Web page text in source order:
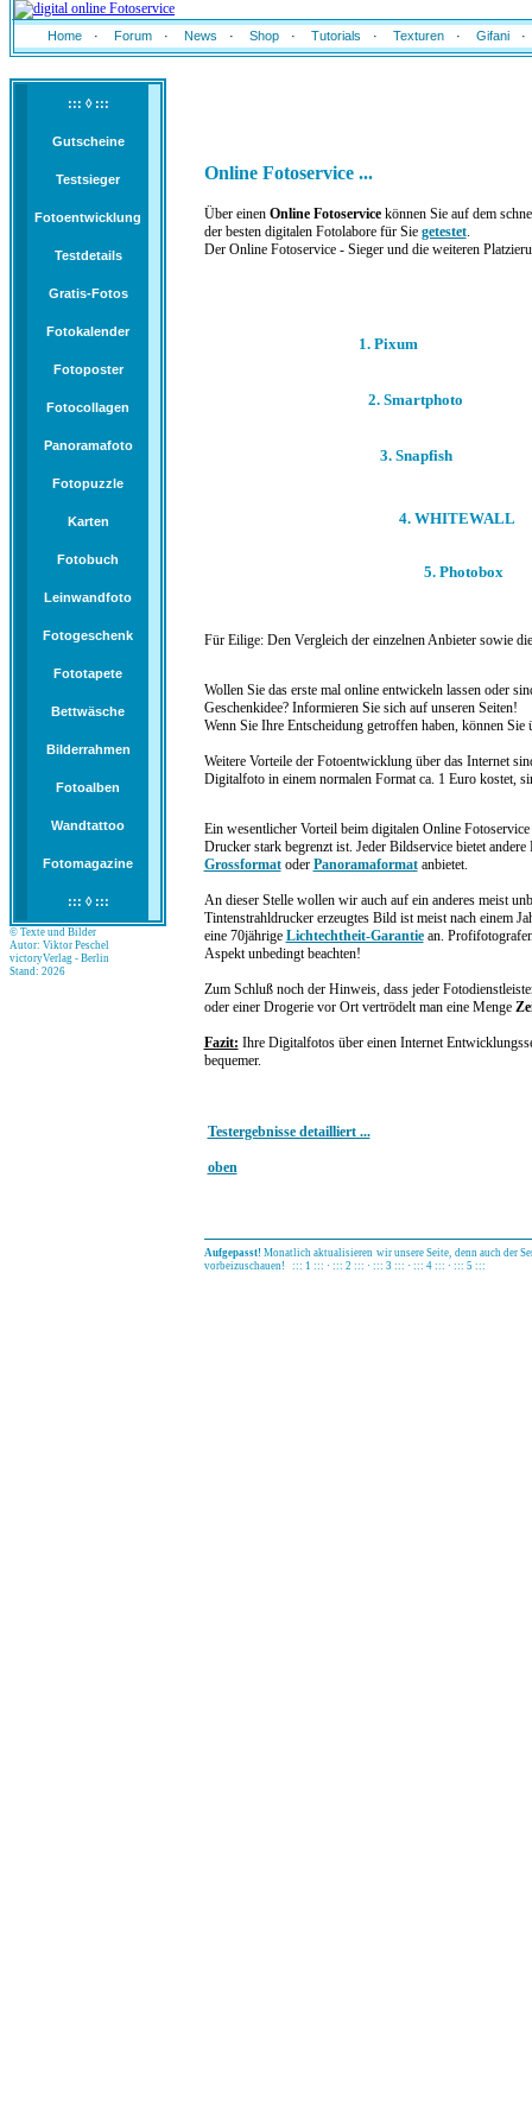
Online Fotoservice ...
Über einen Online Fotoservicekönnen Sie auf dem
der besten digitalen Fotolabore für Sie getestet.
Der Online Fotoservice- Sieger und die weiteren
1. Pixum
2. Smartphoto
3. Snapfish
4. WHITEWALL
5. Photobox
Für Eilige: Den Vergleich der einzelnen Anbieter sowie
Wollen Sie das erste mal online entwickeln lassen oder
Geschenkidee? Informieren Sie sich auf unseren Seiten!
Wenn Sie Ihre Entscheidung getroffen haben, können
Weitere Vorteile der Fotoentwicklung über das Internet
Digitalfoto in einem normalen Format ca. 1 Euro kostet,
Ein wesentlicher Vorteil beim digitalen Online Fotoservice
Drucker stark begrenzt ist. Jeder Bildservice bietet
Grossformatoder Panoramaformatanbietet.
An dieser Stelle wollen wir auch auf ein anderes meist
Tintenstrahldrucker erzeugtes Bild ist meist nach einem
eine 70jährige Lichtechtheit-Garantiean.
Aspekt unbedingt beachten!
Zum Schluß noch der Hinweis, dass jeder
oder einer Drogerie vor Ort vertrödelt man eine Menge
Fazit: Ihre Digitalfotos über einen Internet
bequemer.
Testergebnisse detailliert ...
oben
Aufgepasst!Monatlich aktualisieren wir unsere Seite, denn auch der
vorbeizuschauen! ::: 1 ::: · ::: 2 ::: · ::: 3 ::: · ::: 4 ::: · ::: 5 :::
Home · Forum · News · Shop · Tutorials · Texturen · Gifani ·
::: ◊ :::
Gutscheine
Testsieger
Fotoentwicklung
Testdetails
Gratis-Fotos
Fotokalender
Fotoposter
Fotocollagen
Panoramafoto
Fotopuzzle
Karten
Fotobuch
Leinwandfoto
Fotogeschenk
Fototapete
Bettwäsche
Bilderrahmen
Fotoalben
Wandtattoo
Fotomagazine
::: ◊ :::
© Texte und Bilder
Autor: Viktor Peschel
victoryVerlag - Berlin
Stand: 2026